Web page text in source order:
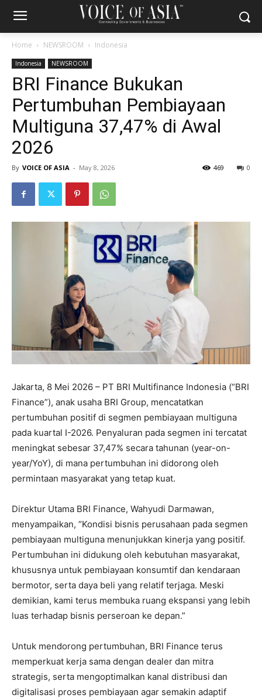
Home NEWSROOM Indonesia
Indonesia NEWSROOM
BRI Finance Bukukan
Pertumbuhan Pembiayaan
Multiguna 37,47% di Awal
2026
By VOICE OF ASIA - May 8, 2026 0
469
Jakarta, 8 Mei 2026 – PT BRI Multifinance Indonesia (“BRI
Finance”), anak usaha BRI Group, mencatatkan
pertumbuhan positif di segmen pembiayaan multiguna
pada kuartal I-2026. Penyaluran pada segmen ini tercatat
meningkat sebesar 37,47% secara tahunan (year-on-
year/YoY), di mana pertumbuhan ini didorong oleh
permintaan masyarakat yang tetap kuat.
Direktur Utama BRI Finance, Wahyudi Darmawan,
menyampaikan, “Kondisi bisnis perusahaan pada segmen
pembiayaan multiguna menunjukkan kinerja yang positif.
Pertumbuhan ini didukung oleh kebutuhan masyarakat,
khususnya untuk pembiayaan konsumtif dan kendaraan
bermotor, serta daya beli yang relatif terjaga. Meski
demikian, kami terus membuka ruang ekspansi yang lebih
luas terhadap bisnis perseroan ke depan.”
Untuk mendorong pertumbuhan, BRI Finance terus
memperkuat kerja sama dengan dealer dan mitra
strategis, serta mengoptimalkan kanal distribusi dan
digitalisasi proses pembiayaan agar semakin adaptif